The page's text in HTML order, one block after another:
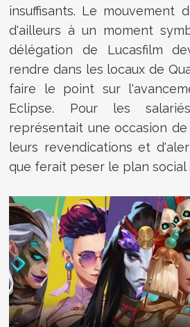
insuffisants. Le mouvement
d'ailleurs à un moment
délégation de Lucasfilm
rendre dans les locaux de
faire le point sur
Eclipse. Pour les
représentait une occasion
leurs revendications et
que ferait peser le plan social